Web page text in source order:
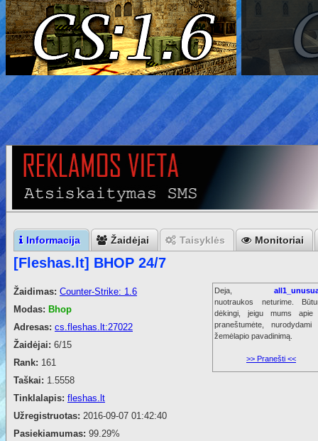
Informacija Žaidėjai Taisyklės Monitoriai
[Fleshas.lt] BHOP 24/7
Žaidimas: Counter-Strike: 1.6
Modas: Bhop
Adresas: cs.fleshas.lt:27022
Žaidėjai: 6/15
Rank: 161
Taškai: 1.5558
Tinklalapis: fleshas.lt
Užregistruotas: 2016-09-07 01:42:40
Pasiekiamumas: 99.29%
Deja,
nuotraukos neturime.
dėkingi, jeigu mums apie
praneštumėte, nurodydami
žemėlapio pavadinimą.
>> Pranešti <<